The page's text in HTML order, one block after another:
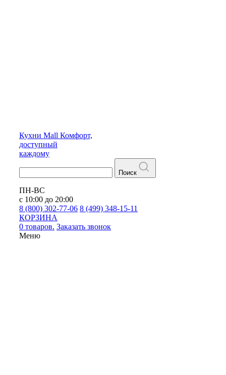
Кухни Mall Комфорт,
доступный
каждому
Поиск
ПН-ВС
с 10:00 до 20:00
8 (800) 302-77-06 8 (499) 348-15-11
КОРЗИНА
0 товаров. Заказать звонок
Меню